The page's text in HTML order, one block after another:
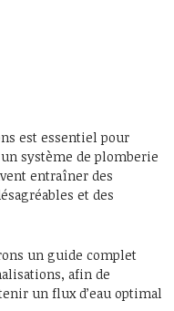
est essentiel pour
système de plomberie
entraîner des
et des
un guide complet
afin de
un flux d’eau optimal